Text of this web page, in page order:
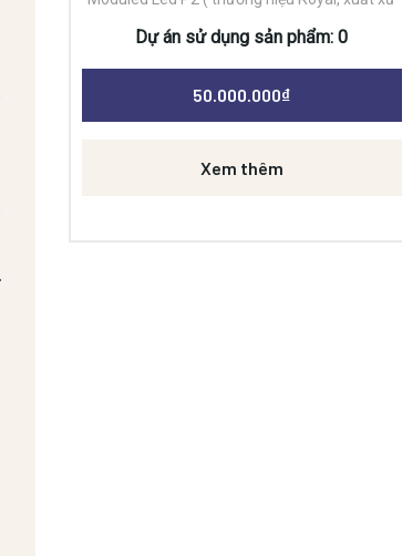
Nguồn xung điện tử 5v60a - 300W. ( thương
hiệu CZCL, xuất xứ China). Số lượng: 3.25 (4)
bộ nguồn/m2.- Card nhận DH7512 ( thương
hiệu Novastar, xuất xứ China). Số lượng: 1,5(2)
hiệu Novastar, xuất xứ China). Số lượng: 1 bộ/
Dự án sử dụng sản phẩm: 0
50.000.000₫
Xem thêm